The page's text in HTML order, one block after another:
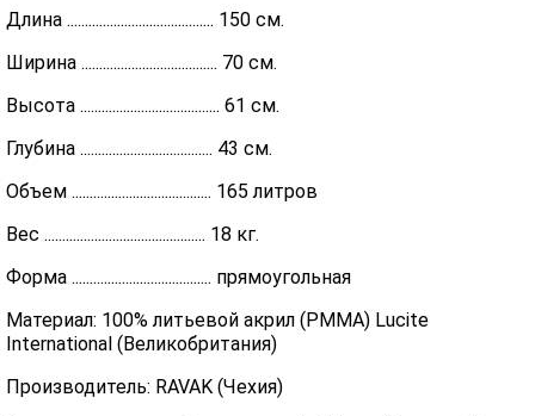
Длина ......................................... 150 см.
Ширина ...................................... 70 см.
Высота ....................................... 61 см.
Глубина ..................................... 43 см.
Объем ....................................... 165 литров
Вес ............................................. 18 кг.
Форма ....................................... прямоугольная
Материал: 100% литьевой акрил (PMMA) Lucite
International (Великобритания)
Производитель: RAVAK (Чехия)